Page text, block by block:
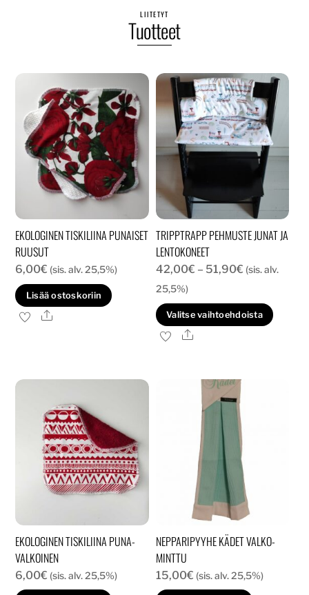
LIITETYT
Tuotteet
EKOLOGINEN TISKILIINA PUNAISET
RUUSUT
6,00€ (sis. alv. 25,5%)
Lisää ostoskoriin
Ale
TRIPPTRAPP PEHMUSTE JUNAT JA
LENTOKONEET
42,00€ – 51,90€Hintaluokka:
-
51,90€
(sis. alv.
25,5%)
Valitse vaihtoehdoista
Ale
EKOLOGINEN TISKILIINA PUNA-
VALKOINEN
6,00€ (sis. alv. 25,5%)
NEPPARIPYYHE KÄDET VALKO-
MINTTU
15,00€ (sis. alv. 25,5%)